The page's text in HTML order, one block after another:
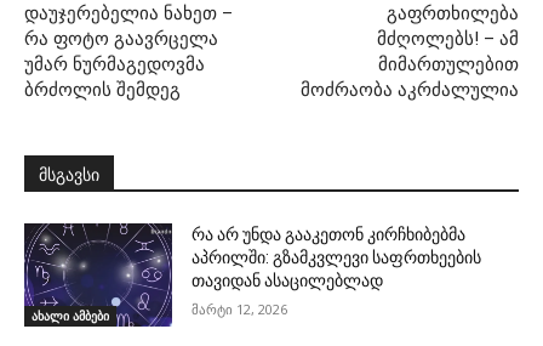
დაუჯერებელია ნახეთ –
რა ფოტო გაავრცელა
უმარ ნურმაგედოვმა
ბრძოლის შემდეგ
გაფრთხილება
მძღოლებს! – ამ
მიმართულებით
მოძრაობა აკრძალულია
მსგავსი
ახალი ამბები
რა არ უნდა გააკეთონ კირჩხიბებმა
აპრილში: გზამკვლევი საფრთხეების
თავიდან ასაცილებლად
მარტი 12, 2026